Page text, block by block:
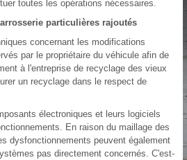
toutes les opérations nécessaires.
particulières rajoutés
concernant les modifications
par le propriétaire du véhicule afin de
à l'entreprise de recyclage des vieux
un recyclage dans le respect de
électroniques et leurs logiciels
En raison du maillage des
dysfonctionnements peuvent également
pas directement concernés. C'est-